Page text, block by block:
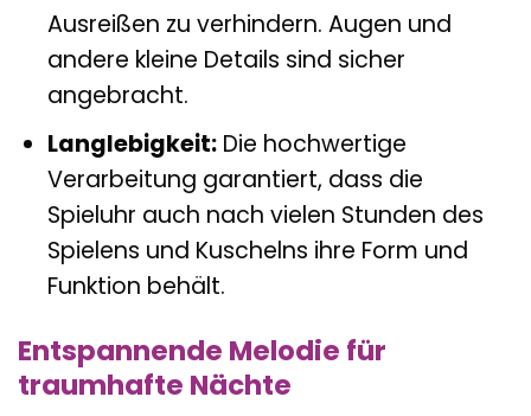
Ausreißen zu verhindern. Augen und
andere kleine Details sind sicher
angebracht.
Langlebigkeit:Die hochwertige
Verarbeitung garantiert, dass die
Spieluhr auch nach vielen Stunden des
Spielens und Kuschelns ihre Form und
Funktion behält.
Entspannende Melodie für
traumhafte Nächte